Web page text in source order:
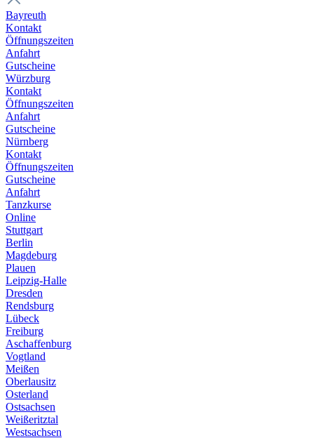
Bayreuth
Kontakt
Öffnungszeiten
Anfahrt
Gutscheine
Würzburg
Kontakt
Öffnungszeiten
Anfahrt
Gutscheine
Nürnberg
Kontakt
Öffnungszeiten
Gutscheine
Anfahrt
Tanzkurse
Online
Stuttgart
Berlin
Magdeburg
Plauen
Leipzig-Halle
Dresden
Rendsburg
Lübeck
Freiburg
Aschaffenburg
Vogtland
Meißen
Oberlausitz
Osterland
Ostsachsen
Weißeritztal
Westsachsen